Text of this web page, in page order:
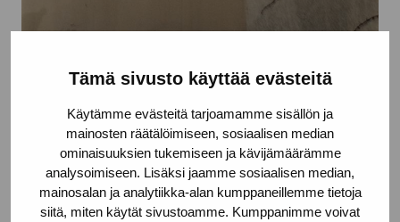
Tämä sivusto käyttää evästeitä
Käytämme evästeitä tarjoamamme sisällön ja
mainosten räätälöimiseen, sosiaalisen median
ominaisuuksien tukemiseen ja kävijämäärämme
analysoimiseen. Lisäksi jaamme sosiaalisen median,
mainosalan ja analytiikka-alan kumppaneillemme tietoja
siitä, miten käytät sivustoamme. Kumppanimme voivat
Boucht Charlotta, 2007